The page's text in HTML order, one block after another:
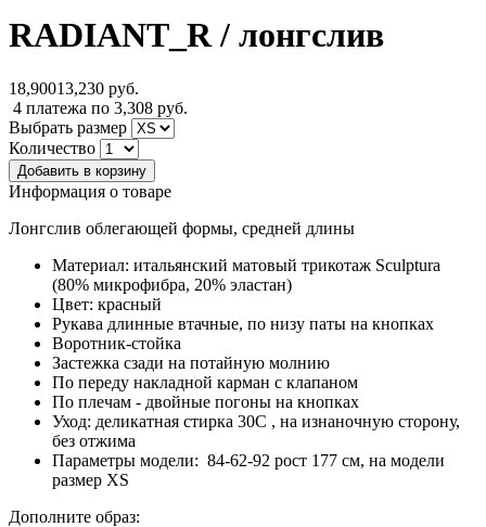
RADIANT_R/ лонгслив
18,90013,230 руб.
4 платежа по 3,308 руб.
Выбрать размер
Количество
Информация о товаре
Лонгслив облегающей формы, средней длины
Материал: итальянский матовый трикотаж Sculptura
(80% микрофибра, 20% эластан)
Цвет: красный
Рукава длинные втачные, по низу паты на кнопках
Воротник-стойка
Застежка сзади на потайную молнию
По переду накладной карман с клапаном
По плечам - двойные погоны на кнопках
Уход: деликатная стирка 30С , на изнаночную сторону,
без отжима
Параметры модели: 84-62-92 рост 177 см, на модели
размер XS
Дополните образ: